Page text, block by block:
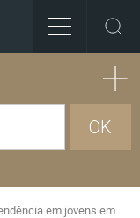
OK
em jovens em